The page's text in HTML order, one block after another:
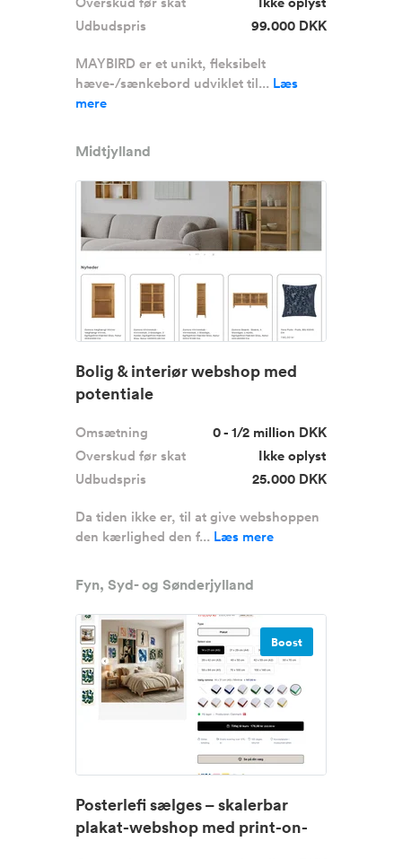
Udbudspris
99.000 DKK
MAYBIRD er et unikt, fleksibelt
hæve-/sænkebord udviklet til... Læs
mere
Midtjylland
Bolig & interiør webshop med
potentiale
Omsætning
0 - 1/2 million DKK
Overskud før skat
Ikke oplyst
Udbudspris
25.000 DKK
Da tiden ikke er, til at give webshoppen
den kærlighed den f... Læs mere
Fyn, Syd- og Sønderjylland
Boost
Posterlefi sælges – skalerbar
plakat-webshop med print-on-